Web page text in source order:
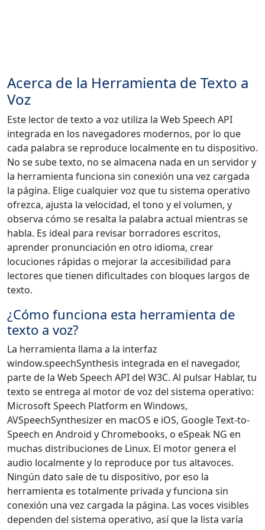
Acerca de la Herramienta de Texto a
Voz
Este lector de texto a voz utiliza la Web Speech API
integrada en los navegadores modernos, por lo que
cada palabra se reproduce localmente en tu dispositivo.
No se sube texto, no se almacena nada en un servidor y
la herramienta funciona sin conexión una vez cargada
la página. Elige cualquier voz que tu sistema operativo
ofrezca, ajusta la velocidad, el tono y el volumen, y
observa cómo se resalta la palabra actual mientras se
habla. Es ideal para revisar borradores escritos,
aprender pronunciación en otro idioma, crear
locuciones rápidas o mejorar la accesibilidad para
lectores que tienen dificultades con bloques largos de
texto.
¿Cómo funciona esta herramienta de
texto a voz?
La herramienta llama a la interfaz
window.speechSynthesis integrada en el navegador,
parte de la Web Speech API del W3C. Al pulsar Hablar, tu
texto se entrega al motor de voz del sistema operativo:
Microsoft Speech Platform en Windows,
AVSpeechSynthesizer en macOS e iOS, Google Text-to-
Speech en Android y Chromebooks, o eSpeak NG en
muchas distribuciones de Linux. El motor genera el
audio localmente y lo reproduce por tus altavoces.
Ningún dato sale de tu dispositivo, por eso la
herramienta es totalmente privada y funciona sin
conexión una vez cargada la página. Las voces visibles
dependen del sistema operativo, así que la lista varía